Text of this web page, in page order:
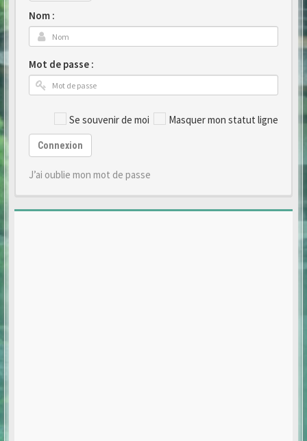
Nom :
Mot de passe :
Se souvenir de moi Masquer mon statut ligne
Connexion
J’ai oublie mon mot de passe